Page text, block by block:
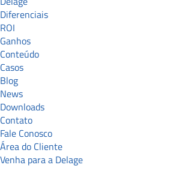
Diferenciais
ROI
Ganhos
Conteúdo
Casos
Blog
News
Downloads
Contato
Fale Conosco
Área do Cliente
Venha para a Delage